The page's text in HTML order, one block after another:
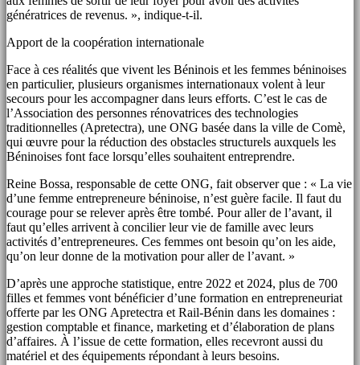
génératrices de revenus. », indique-t-il.
Apport de la coopération internationale
Face à ces réalités que vivent les Béninois et les femmes béninoises
en particulier, plusieurs organismes internationaux volent à leur
secours pour les accompagner dans leurs efforts. C’est le cas de
l’Association des personnes rénovatrices des technologies
traditionnelles (Apretectra), une ONG basée dans la ville de Comè,
qui œuvre pour la réduction des obstacles structurels auxquels les
Béninoises font face lorsqu’elles souhaitent entreprendre.
Reine Bossa, responsable de cette ONG, fait observer que : « La vie
d’une femme entrepreneure béninoise, n’est guère facile. Il faut du
courage pour se relever après être tombé. Pour aller de l’avant, il
faut qu’elles arrivent à concilier leur vie de famille avec leurs
activités d’entrepreneures. Ces femmes ont besoin qu’on les aide,
qu’on leur donne de la motivation pour aller de l’avant. »
D’après une approche statistique, entre 2022 et 2024, plus de 700
filles et femmes vont bénéficier d’une formation en entrepreneuriat
offerte par les ONG Apretectra et Rail-Bénin dans les domaines :
gestion comptable et finance, marketing et d’élaboration de plans
d’affaires. À l’issue de cette formation, elles recevront aussi du
matériel et des équipements répondant à leurs besoins.